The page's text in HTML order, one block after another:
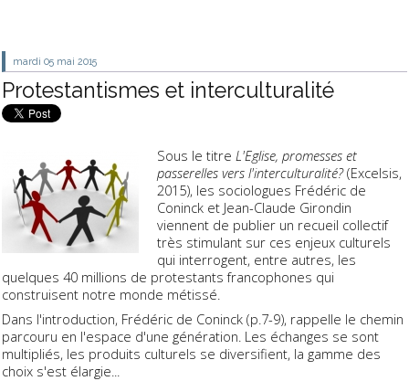
mardi 05 mai 2015
Protestantismes et interculturalité
Sous le titre L'Eglise, promesses et
passerelles vers l'interculturalité?(Excelsis,
2015), les sociologues Frédéric de
Coninck et Jean-Claude Girondin
viennent de publier un recueil collectif
très stimulant sur ces enjeux culturels
qui interrogent, entre autres, les
quelques 40 millions de protestants francophones qui
construisent notre monde métissé.
Dans l'introduction, Frédéric de Coninck (p.7-9), rappelle le chemin
parcouru en l'espace d'une génération. Les échanges se sont
multipliés, les produits culturels se diversifient, la gamme des
choix s'est élargie...